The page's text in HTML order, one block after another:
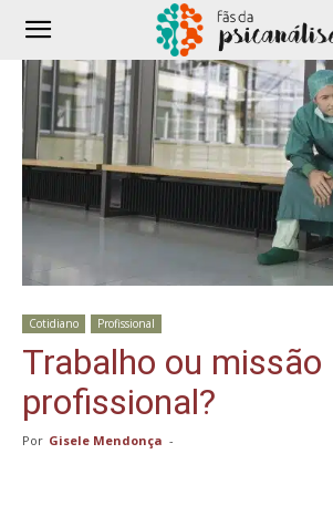
Cotidiano Profissional
Trabalho ou missão
profissional?
Por Gisele Mendonça -